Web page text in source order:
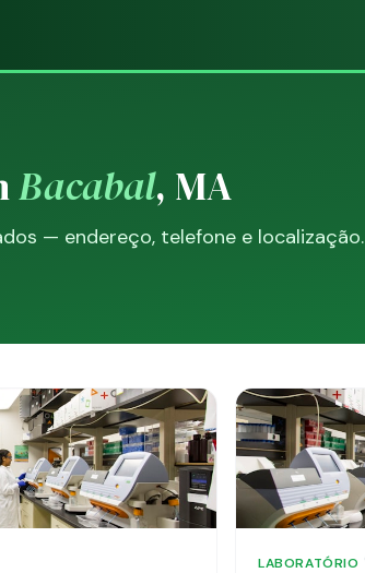
Bacabal, MA
— endereço, telefone e localização.
LABORATÓRIO